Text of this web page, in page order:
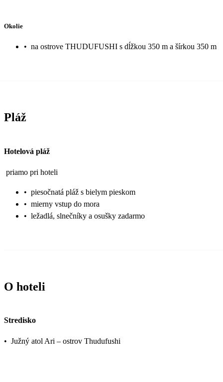
Okolie
• na ostrove THUDUFUSHI s dĺžkou 350 m a šírkou 350 m
Pláž
Hotelová pláž
priamo pri hoteli
• piesočnatá pláž s bielym pieskom
• mierny vstup do mora
• ležadlá, slnečníky a osušky zadarmo
O hoteli
Stredisko
• Južný atol Ari – ostrov Thudufushi